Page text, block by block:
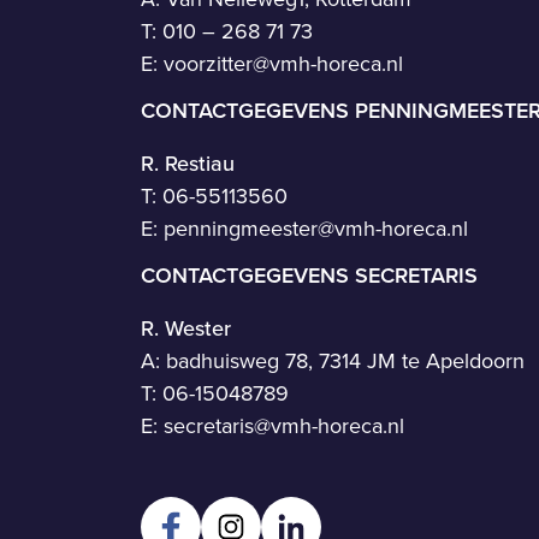
T: 010 – 268 71 73
E: voorzitter@vmh-horeca.nl
CONTACTGEGEVENS
R. Restiau
T: 06-55113560
E: penningmeester@vmh-horeca.nl
CONTACTGEGEVENS SECRETARIS
R. Wester
A: badhuisweg 78, 7314 JM te Apeldoorn
T: 06-15048789
E: secretaris@vmh-horeca.nl